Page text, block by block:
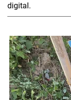
digital.